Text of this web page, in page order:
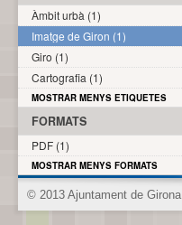
Àmbit urbà (1)
Imatge de Giron (1)
Giro (1)
Cartografia (1)
MOSTRAR MENYS ETIQUETES
FORMATS
PDF (1)
MOSTRAR MENYS FORMATS
© 2013 Ajuntament de Girona